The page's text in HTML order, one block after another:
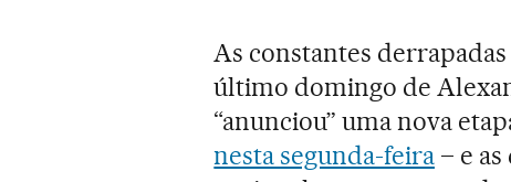
As constantes
último domingo de
“anunciou” uma nova
nesta segunda-feira– e as